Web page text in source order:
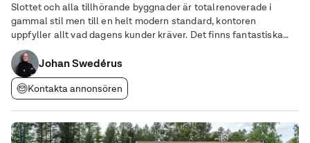
Slottet och alla tillhörande byggnader är totalrenoverade i
gammal stil men till en helt modern standard, kontoren
uppfyller allt vad dagens kunder kräver. Det finns fantastiska
promenader och jogging områden längs Mälarens strand från
Pampas Marina. Ett unikt
Johan Swedérus
Kontakta annonsören